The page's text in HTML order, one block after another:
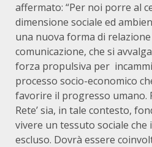
affermato: “Per noi porre al
dimensione sociale ed
una nuova forma di
comunicazione, che si
forza propulsiva per
processo socio-economico
favorire il progresso umano.
Rete’ sia, in tale contesto,
vivere un tessuto sociale
escluso. Dovrà essere